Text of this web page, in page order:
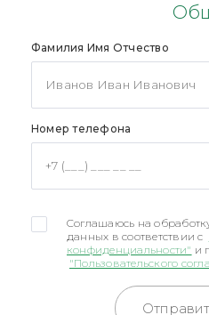
Фамилия Имя Отчество
Номер телефона
Соглашаюсь на
данных в соответствии с
конфиденциальности" и
"Пользовательского